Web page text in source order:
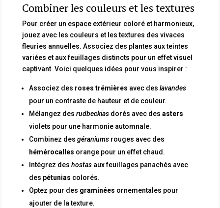
Combiner les couleurs et les textures
Pour créer un espace extérieur coloré et harmonieux,
jouez avec les couleurs et les textures des vivaces
fleuries annuelles. Associez des plantes aux teintes
variées et aux feuillages distincts pour un effet visuel
captivant. Voici quelques idées pour vous inspirer :
Associez des roses trémières avec des lavandes
pour un contraste de hauteur et de couleur.
Mélangez des rudbeckiasdorés avec des asters
violets pour une harmonie automnale.
Combinez des géraniumsrouges avec des
hémérocalles orange pour un effet chaud.
Intégrez des hostasaux feuillages panachés avec
des pétunias colorés.
Optez pour des graminées ornementales pour
ajouter de la texture.